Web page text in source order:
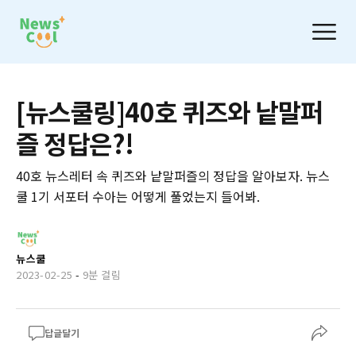
[뉴스쿨링]40호 퀴즈와 낱말퍼
즐 정답은?!
40호 뉴스레터 속 퀴즈와 낱말퍼즐의 정답을 알아보자. 뉴스
쿨 1기 서포터 수아는 어떻게 풀었는지 들어봐.
뉴스쿨
2023-02-25 - 9분 걸림
답글달기